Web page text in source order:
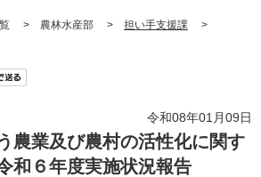
覧 > 農林水産部 > 担い手支援課 >
令和08年01月09日
農業及び農村の活性化に関す
和６年度実施状況報告